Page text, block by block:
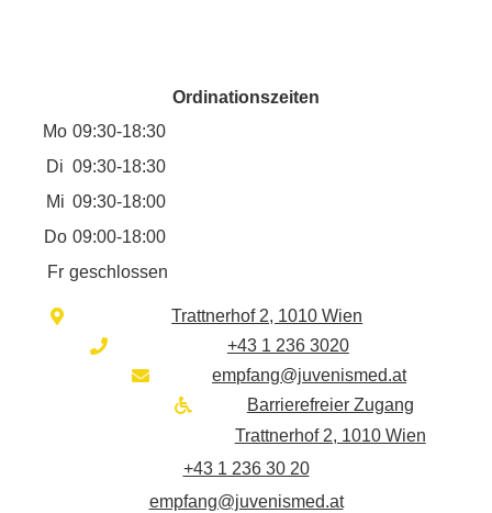
Ordinationszeiten
Mo 09:30-18:30
Di 09:30-18:30
Mi 09:30-18:00
Do 09:00-18:00
Fr geschlossen
Trattnerhof 2, 1010 Wien
+43 1 236 3020
empfang@juvenismed.at
Barrierefreier Zugang
Trattnerhof 2, 1010 Wien
+43 1 236 30 20
empfang@juvenismed.at